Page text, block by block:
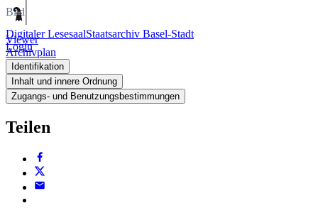
Digitaler LesesaalStaatsarchiv Basel-Stadt
Login
Bild
Viewer
Archivplan
Identifikation
Inhalt und innere Ordnung
Zugangs- und Benutzungsbestimmungen
Teilen